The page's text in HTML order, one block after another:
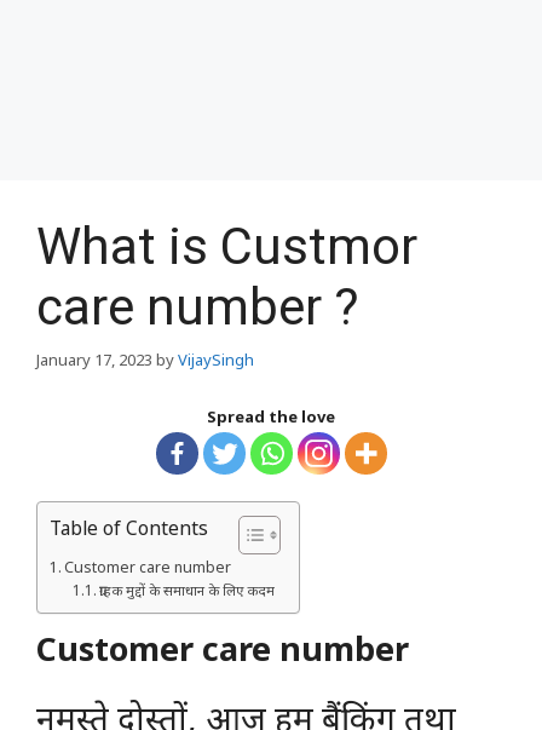
What is Custmor
care number ?
January 17, 2023 byVijaySingh
Spread the love
Table of Contents
Customer care number
ग्राहक मुद्दों के समाधान के लिए कदम
Customer care number
नमस्ते दोस्तों, आज हम बैंकिंग तथा